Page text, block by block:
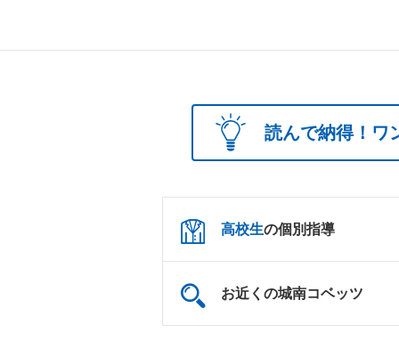
読んで納得！ワ
高校生の個別指導
お近くの城南コベッツ